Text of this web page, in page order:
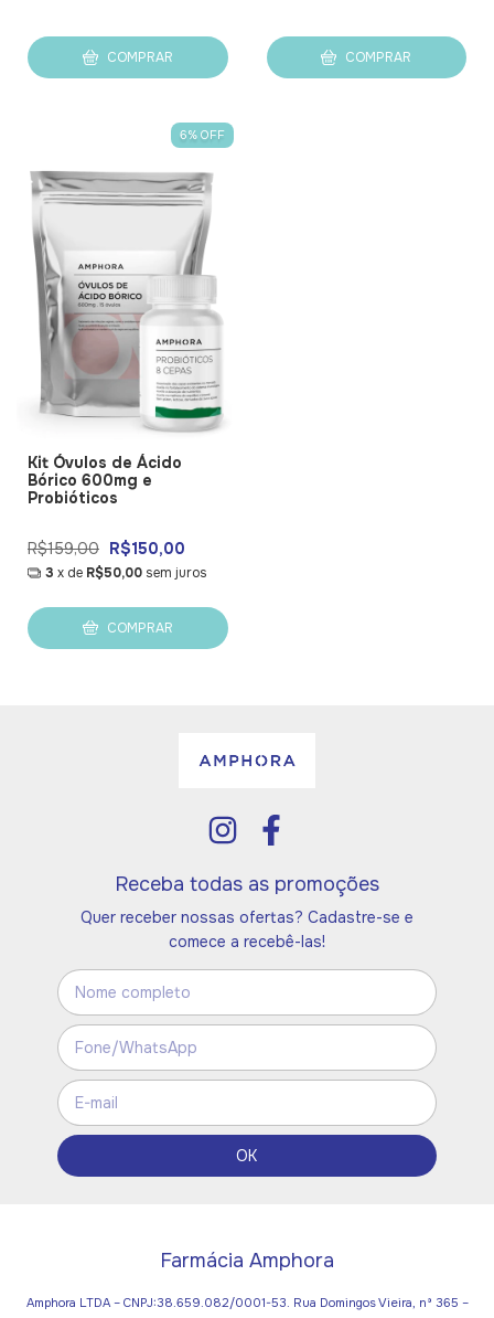
COMPRAR COMPRAR
6% OFF
Kit Óvulos de Ácido
Bórico 600mg e
Probióticos
R$159,00 R$150,00
3 x de R$50,00 sem juros
COMPRAR
Receba todas as promoções
Quer receber nossas ofertas? Cadastre-se e
comece a recebê-las!
Farmácia Amphora
Amphora LTDA – CNPJ:38.659.082/0001-53. Rua Domingos Vieira, nº 365 –